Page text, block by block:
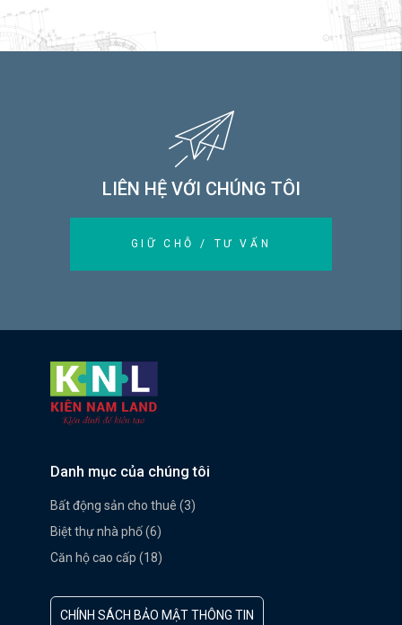
LIÊN HỆ VỚI CHÚNG TÔI
GIỮ CHỖ / TƯ VẤN
Danh mục của chúng tôi
Bất động sản cho thuê (3)
Biệt thự nhà phố (6)
Căn hộ cao cấp (18)
CHÍNH SÁCH BẢO MẬT THÔNG TIN